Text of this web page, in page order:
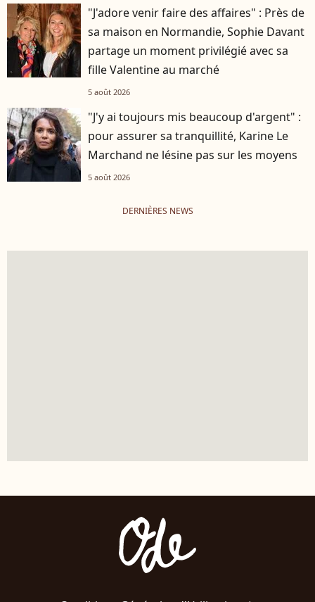
"J'adore venir faire des affaires" : Près de
sa maison en Normandie, Sophie Davant
partage un moment privilégié avec sa
fille Valentine au marché
5 août 2026
"J'y ai toujours mis beaucoup d'argent" :
pour assurer sa tranquillité, Karine Le
Marchand ne lésine pas sur les moyens
5 août 2026
DERNIÈRES NEWS